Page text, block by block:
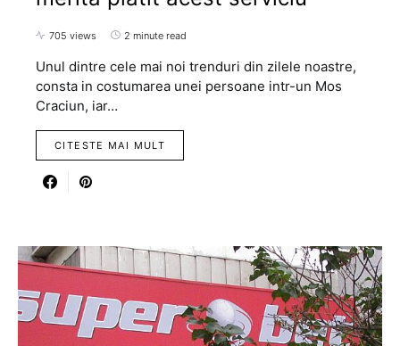
705 views 2 minute read
Unul dintre cele mai noi trenduri din zilele noastre,
consta in costumarea unei persoane intr-un Mos
Craciun, iar…
CITESTE MAI MULT